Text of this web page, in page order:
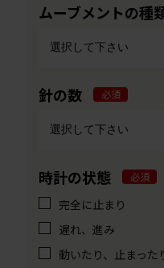
ムーブメントの種
針の数 必須
時計の状態 必須
完全に止まり
遅れ、進み
動いたり、止まった